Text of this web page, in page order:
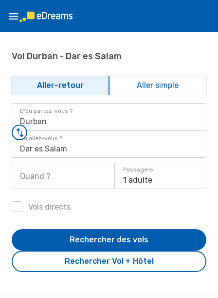
Vol Durban - Dar es Salam
Aller-retour Aller simple
D'où partez-vous ?
Durban
Où allez-vous ?
Dar es Salam
Quand ?
Passagers
1 adulte
Vols directs
Rechercher Vol + Hôtel
Rechercher des vols